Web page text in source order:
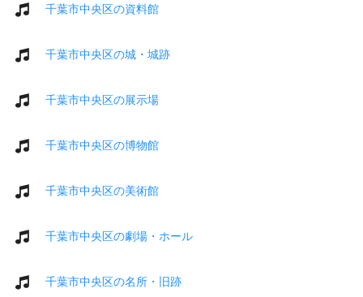
千葉市中央区の資料館
千葉市中央区の城・城跡
千葉市中央区の展示場
千葉市中央区の博物館
千葉市中央区の美術館
千葉市中央区の劇場・ホール
千葉市中央区の名所・旧跡